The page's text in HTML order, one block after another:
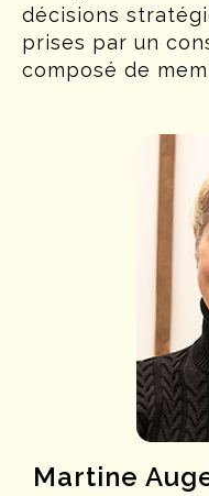
décisions
prises par un
composé de
Martine